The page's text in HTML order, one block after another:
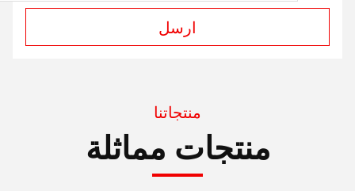
ارسل
منتجاتنا
منتجات مماثلة